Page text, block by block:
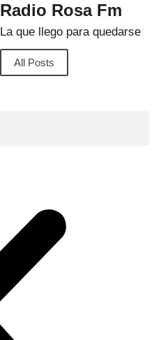
Radio Rosa Fm
La que llego para quedarse
All Posts